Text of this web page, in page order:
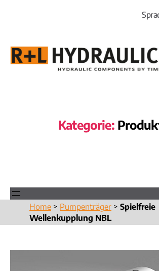
Kategorie:
Home > Pumpenträger > Spielfreie
Wellenkupplung NBL